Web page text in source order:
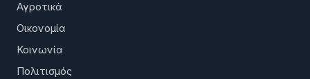
Αγροτικά
Οικονομία
Κοινωνία
Πολιτισμός